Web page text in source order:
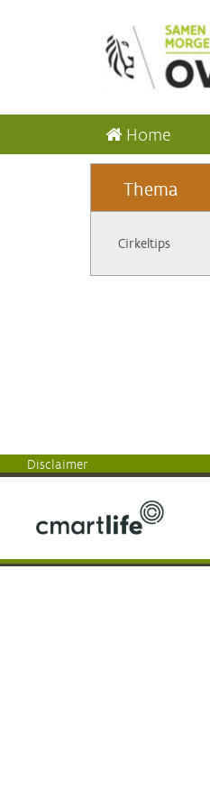
Home
Thema
Cirkeltips
Disclaimer